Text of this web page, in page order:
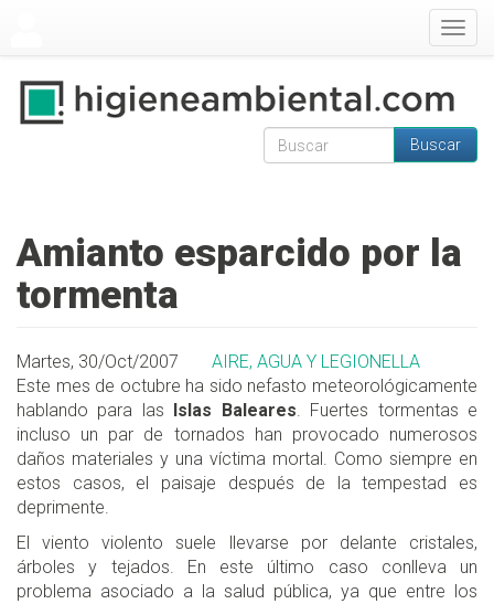
Formulario de
Buscar
Amianto esparcido por la
tormenta
Martes, 30/Oct/2007
AIRE, AGUA Y LEGIONELLA
Este mes de octubre ha sido nefasto meteorológicamente
hablando para las
Islas Baleares. Fuertes tormentas e
incluso un par de tornados han provocado numerosos
daños materiales y una víctima mortal. Como siempre en
estos casos, el paisaje después de la tempestad es
deprimente.
El viento violento suele llevarse por delante cristales,
árboles y tejados. En este último caso conlleva un
problema asociado a la salud pública, ya que entre los